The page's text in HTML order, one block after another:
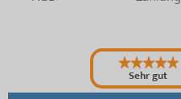
Sehr gut